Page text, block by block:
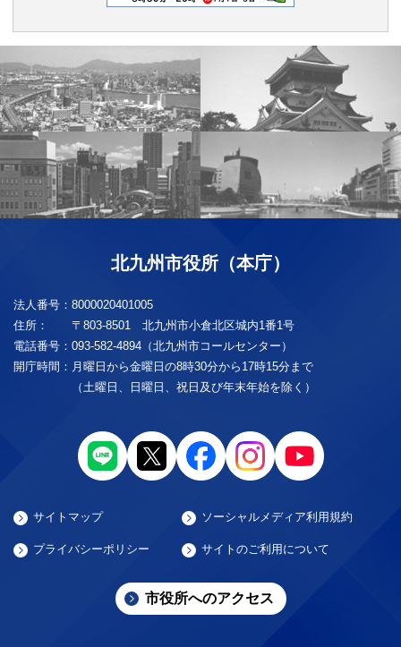
北九州市役所（本庁）
法人番号： 8000020401005
住所：
〒803-8501 北九州市小倉北区城内1番1号
電話番号： 093-582-4894（北九州市コールセンター）
開庁時間： 月曜日から金曜日の8時30分から17時15分まで
（土曜日、日曜日、祝日及び年末年始を除く）
サイトマップ ソーシャルメディア利用規約
プライバシーポリシー サイトのご利用について
市役所へのアクセス